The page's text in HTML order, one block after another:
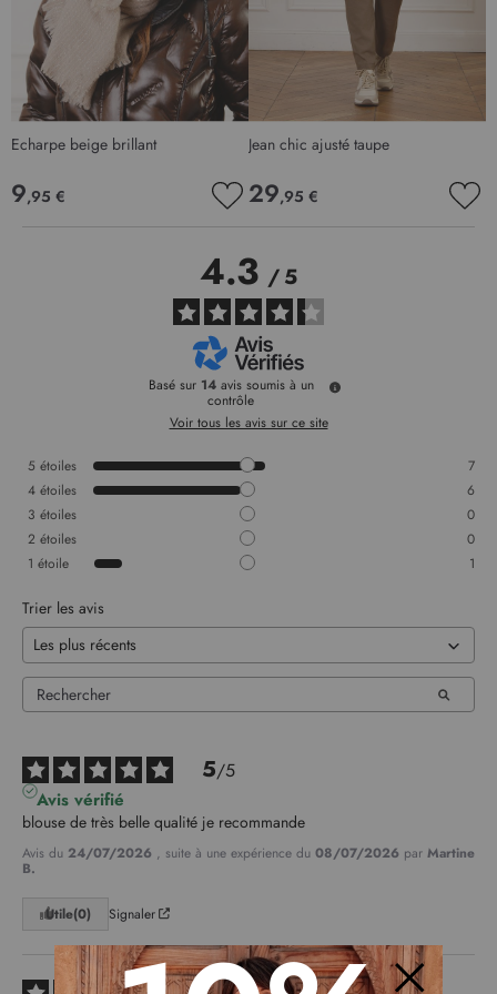
Echarpe beige brillant
9,95 €
MA
LISTE
D’ENVIE
Jean chic ajusté taupe
29,95 €
4.3/5
Basé sur 14 avis soumis à un
contrôle
Voir tous les avis sur ce site
5 étoiles
7
4 étoiles
6
3 étoiles
0
2 étoiles
0
1 étoile 1
Trier les avis
5/5
Avis vérifié
blouse de très belle qualité je recommande
Avis du 24/07/2026 , suite à une expérience du 08/07/2026 par Martine
B.
Utile(0) Signaler